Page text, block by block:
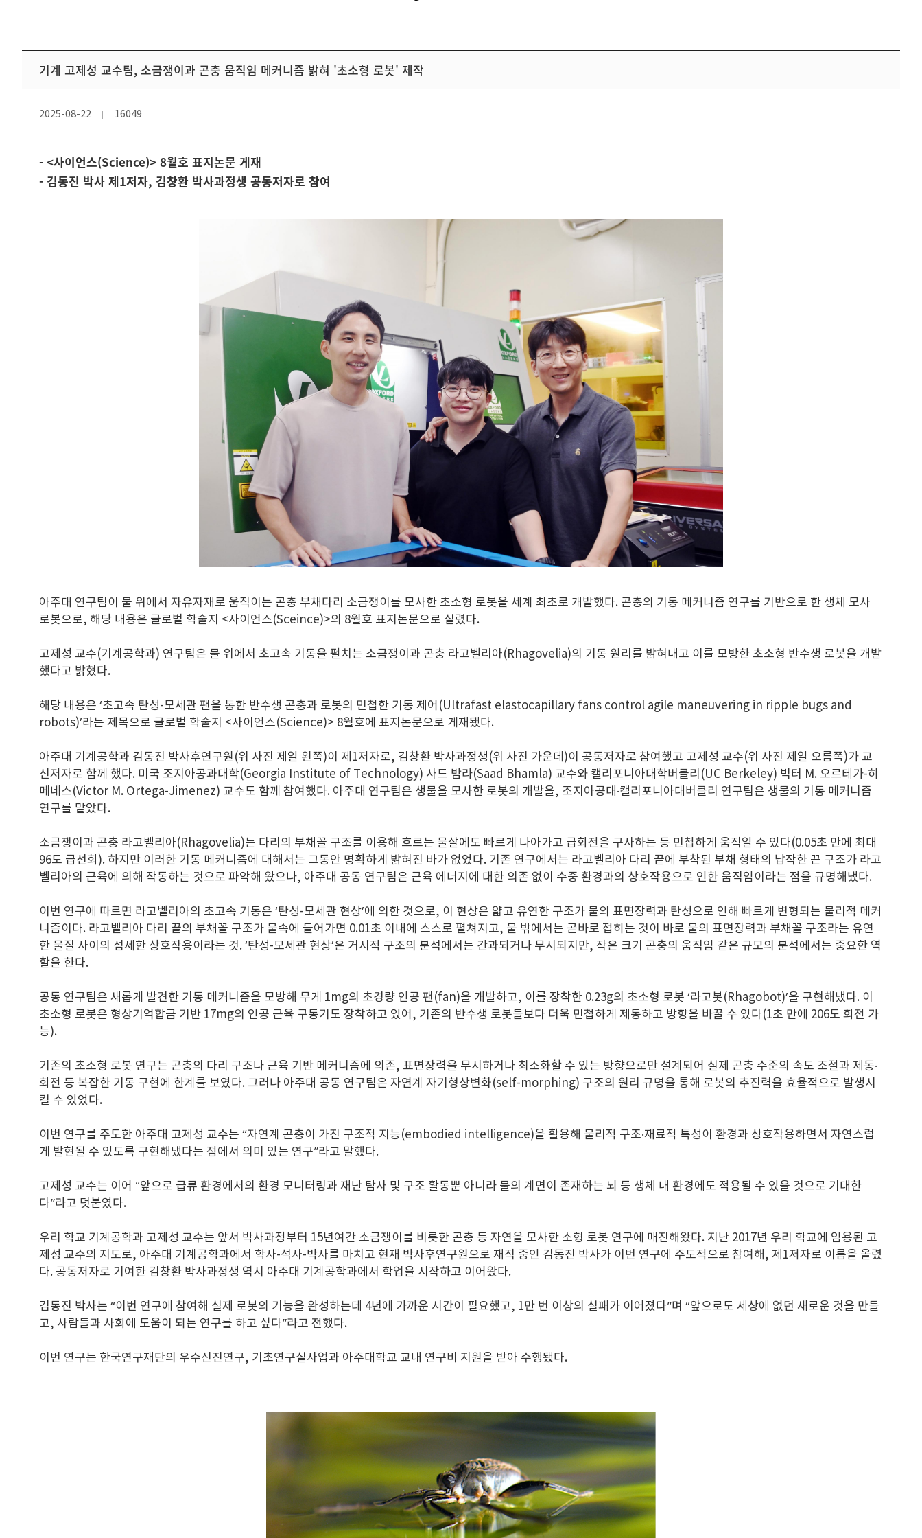
기계 고제성 교수팀, 소금쟁이과 곤충 움직임 메커니즘 밝혀 '초소형 로봇' 제작
2025-08-22 16049
- <사이언스(Science)> 8월호 표지논문 게재
- 김동진 박사 제1저자, 김창환 박사과정생 공동저자로 참여
아주대 연구팀이 물 위에서 자유자재로 움직이는 곤충 부채다리 소금쟁이를 모사한 초소형 로봇을 세계 최초로 개발했다. 곤충의 기동 메커니즘 연구를 기반으로 한 생체 모사
로봇으로, 해당 내용은 글로벌 학술지 <사이언스(Sceince)>의 8월호 표지논문으로 실렸다.
고제성 교수(기계공학과) 연구팀은 물 위에서 초고속 기동을 펼치는 소금쟁이과 곤충 라고벨리아(Rhagovelia)의 기동 원리를 밝혀내고 이를 모방한 초소형 반수생 로봇을 개발
했다고 밝혔다.
해당 내용은 ‘초고속 탄성-모세관 팬을 통한 반수생 곤충과 로봇의 민첩한 기동 제어(Ultrafast elastocapillary fans control agile maneuvering in ripple bugs and
robots)’라는 제목으로 글로벌 학술지 <사이언스(Science)> 8월호에 표지논문으로 게재됐다.
아주대 기계공학과 김동진 박사후연구원(위 사진 제일 왼쪽)이 제1저자로, 김창환 박사과정생(위 사진 가운데)이 공동저자로 참여했고 고제성 교수(위 사진 제일 오름쪽)가 교
신저자로 함께 했다. 미국 조지아공과대학(Georgia Institute of Technology) 사드 밤라(Saad Bhamla) 교수와 캘리포니아대학버클리(UC Berkeley) 빅터 M. 오르테가-히
메네스(Victor M. Ortega-Jimenez) 교수도 함께 참여했다. 아주대 연구팀은 생물을 모사한 로봇의 개발을, 조지아공대·캘리포니아대버클리 연구팀은 생물의 기동 메커니즘
연구를 맡았다.
소금쟁이과 곤충 라고벨리아(Rhagovelia)는 다리의 부채꼴 구조를 이용해 흐르는 물살에도 빠르게 나아가고 급회전을 구사하는 등 민첩하게 움직일 수 있다(0.05초 만에 최대
96도 급선회). 하지만 이러한 기동 메커니즘에 대해서는 그동안 명확하게 밝혀진 바가 없었다. 기존 연구에서는 라고벨리아 다리 끝에 부착된 부채 형태의 납작한 끈 구조가 라고
벨리아의 근육에 의해 작동하는 것으로 파악해 왔으나, 아주대 공동 연구팀은 근육 에너지에 대한 의존 없이 수중 환경과의 상호작용으로 인한 움직임이라는 점을 규명해냈다.
이번 연구에 따르면 라고벨리아의 초고속 기동은 ‘탄성-모세관 현상’에 의한 것으로, 이 현상은 얇고 유연한 구조가 물의 표면장력과 탄성으로 인해 빠르게 변형되는 물리적 메커
니즘이다. 라고벨리아 다리 끝의 부채꼴 구조가 물속에 들어가면 0.01초 이내에 스스로 펼쳐지고, 물 밖에서는 곧바로 접히는 것이 바로 물의 표면장력과 부채꼴 구조라는 유연
한 물질 사이의 섬세한 상호작용이라는 것. ‘탄성-모세관 현상’은 거시적 구조의 분석에서는 간과되거나 무시되지만, 작은 크기 곤충의 움직임 같은 규모의 분석에서는 중요한 역
할을 한다.
공동 연구팀은 새롭게 발견한 기동 메커니즘을 모방해 무게 1mg의 초경량 인공 팬(fan)을 개발하고, 이를 장착한 0.23g의 초소형 로봇 ‘라고봇(Rhagobot)’을 구현해냈다. 이
초소형 로봇은 형상기억합금 기반 17mg의 인공 근육 구동기도 장착하고 있어, 기존의 반수생 로봇들보다 더욱 민첩하게 제동하고 방향을 바꿀 수 있다(1초 만에 206도 회전 가
능).
기존의 초소형 로봇 연구는 곤충의 다리 구조나 근육 기반 메커니즘에 의존, 표면장력을 무시하거나 최소화할 수 있는 방향으로만 설계되어 실제 곤충 수준의 속도 조절과 제동·
회전 등 복잡한 기동 구현에 한계를 보였다. 그러나 아주대 공동 연구팀은 자연계 자기형상변화(self-morphing) 구조의 원리 규명을 통해 로봇의 추진력을 효율적으로 발생시
킬 수 있었다.
이번 연구를 주도한 아주대 고제성 교수는 “자연계 곤충이 가진 구조적 지능(embodied intelligence)을 활용해 물리적 구조·재료적 특성이 환경과 상호작용하면서 자연스럽
게 발현될 수 있도록 구현해냈다는 점에서 의미 있는 연구”라고 말했다.
고제성 교수는 이어 “앞으로 급류 환경에서의 환경 모니터링과 재난 탐사 및 구조 활동뿐 아니라 물의 계면이 존재하는 뇌 등 생체 내 환경에도 적용될 수 있을 것으로 기대한
다”라고 덧붙였다.
우리 학교 기계공학과 고제성 교수는 앞서 박사과정부터 15년여간 소금쟁이를 비롯한 곤충 등 자연을 모사한 소형 로봇 연구에 매진해왔다. 지난 2017년 우리 학교에 임용된 고
제성 교수의 지도로, 아주대 기계공학과에서 학사-석사-박사를 마치고 현재 박사후연구원으로 재직 중인 김동진 박사가 이번 연구에 주도적으로 참여해, 제1저자로 이름을 올렸
다. 공동저자로 기여한 김창환 박사과정생 역시 아주대 기계공학과에서 학업을 시작하고 이어왔다.
김동진 박사는 “이번 연구에 참여해 실제 로봇의 기능을 완성하는데 4년에 가까운 시간이 필요했고, 1만 번 이상의 실패가 이어졌다”며 “앞으로도 세상에 없던 새로운 것을 만들
고, 사람들과 사회에 도움이 되는 연구를 하고 싶다”라고 전했다.
이번 연구는 한국연구재단의 우수신진연구, 기초연구실사업과 아주대학교 교내 연구비 지원을 받아 수행됐다.